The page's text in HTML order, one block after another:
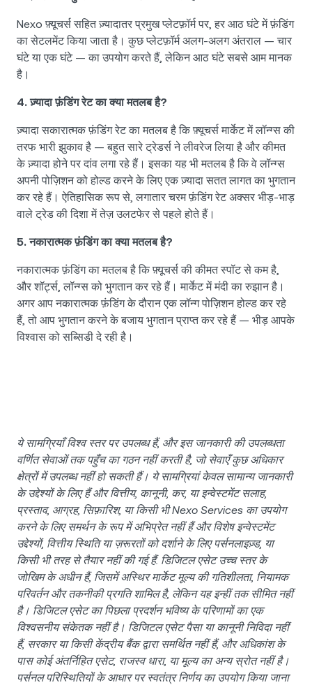
Nexo फ़्यूचर्स सहित ज़्यादातर प्रमुख प्लेटफ़ॉर्म पर, हर आठ घंटे में फ़ंडिंग
का सेटलमेंट किया जाता है। कुछ प्लेटफ़ॉर्म अलग-अलग अंतराल — चार
घंटे या एक घंटे — का उपयोग करते हैं, लेकिन आठ घंटे सबसे आम मानक
है।
4. ज़्यादा फ़ंडिंग रेट का क्या मतलब है?
ज़्यादा सकारात्मक फ़ंडिंग रेट का मतलब है कि फ़्यूचर्स मार्केट में लॉन्ग्स की
तरफ भारी झुकाव है — बहुत सारे ट्रेडर्स ने लीवरेज लिया है और कीमत
के ज़्यादा होने पर दांव लगा रहे हैं। इसका यह भी मतलब है कि वे लॉन्ग्स
अपनी पोज़िशन को होल्ड करने के लिए एक ज़्यादा सतत लागत का भुगतान
कर रहे हैं। ऐतिहासिक रूप से, लगातार चरम फ़ंडिंग रेट अक्सर भीड़-भाड़
वाले ट्रेड की दिशा में तेज़ उलटफेर से पहले होते हैं।
5. नकारात्मक फ़ंडिंग का क्या मतलब है?
नकारात्मक फ़ंडिंग का मतलब है कि फ़्यूचर्स की कीमत स्पॉट से कम है,
और शॉर्ट्स, लॉन्ग्स को भुगतान कर रहे हैं। मार्केट में मंदी का रुझान है।
अगर आप नकारात्मक फ़ंडिंग के दौरान एक लॉन्ग पोज़िशन होल्ड कर रहे
हैं, तो आप भुगतान करने के बजाय भुगतान प्राप्त कर रहे हैं — भीड़ आपके
विश्वास को सब्सिडी दे रही है।
ये सामग्रियाँ विश्व स्तर पर उपलब्ध हैं, और इस जानकारी की उपलब्धता
वर्णित सेवाओं तक पहुँच का गठन नहीं करती है, जो सेवाएँ कुछ अधिकार
क्षेत्रों में उपलब्ध नहीं हो सकती हैं। ये सामग्रियां केवल सामान्य जानकारी
के उद्देश्यों के लिए हैं और वित्तीय, कानूनी, कर, या इन्वेस्टमेंट सलाह,
प्रस्ताव, आग्रह, सिफ़ारिश, या किसी भी Nexo Services का उपयोग
करने के लिए समर्थन के रूप में अभिप्रेत नहीं हैं और विशेष इन्वेस्टमेंट
उद्देश्यों, वित्तीय स्थिति या ज़रूरतों को दर्शाने के लिए पर्सनलाइज़्ड, या
किसी भी तरह से तैयार नहीं की गई हैं. डिजिटल एसेट उच्च स्तर के
जोखिम के अधीन हैं, जिसमें अस्थिर मार्केट मूल्य की गतिशीलता, नियामक
परिवर्तन और तकनीकी प्रगति शामिल है, लेकिन यह इन्हीं तक सीमित नहीं
है। डिजिटल एसेट का पिछला प्रदर्शन भविष्य के परिणामों का एक
विश्वसनीय संकेतक नहीं है। डिजिटल एसेट पैसा या कानूनी निविदा नहीं
हैं, सरकार या किसी केंद्रीय बैंक द्वारा समर्थित नहीं हैं, और अधिकांश के
पास कोई अंतर्निहित एसेट, राजस्व धारा, या मूल्य का अन्य स्रोत नहीं है।
पर्सनल परिस्थितियों के आधार पर स्वतंत्र निर्णय का उपयोग किया जाना